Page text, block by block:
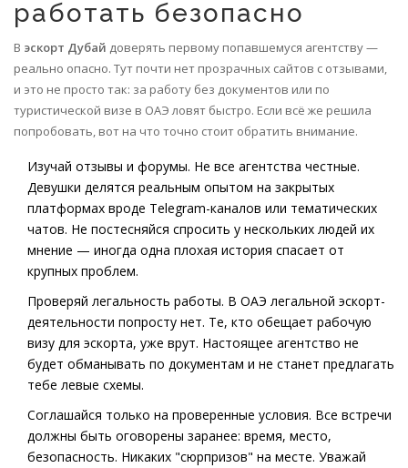
работать безопасно
В эскорт Дубай доверять первому попавшемуся агентству —
реально опасно. Тут почти нет прозрачных сайтов с отзывами,
и это не просто так: за работу без документов или по
туристической визе в ОАЭ ловят быстро. Если всё же решила
попробовать, вот на что точно стоит обратить внимание.
Изучай отзывы и форумы. Не все агентства честные.
Девушки делятся реальным опытом на закрытых
платформах вроде Telegram-каналов или тематических
чатов. Не постесняйся спросить у нескольких людей их
мнение — иногда одна плохая история спасает от
крупных проблем.
Проверяй легальность работы. В ОАЭ легальной эскорт-
деятельности попросту нет. Те, кто обещает рабочую
визу для эскорта, уже врут. Настоящее агентство не
будет обманывать по документам и не станет предлагать
тебе левые схемы.
Соглашайся только на проверенные условия. Все встречи
должны быть оговорены заранее: время, место,
безопасность. Никаких "сюрпризов" на месте. Уважай